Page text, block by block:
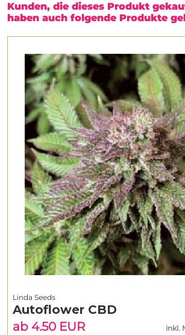
Kunden, die dieses Produkt
haben auch folgende Produkte
Linda Seeds
Autoflower CBD
ab 4.50 EUR
inkl.